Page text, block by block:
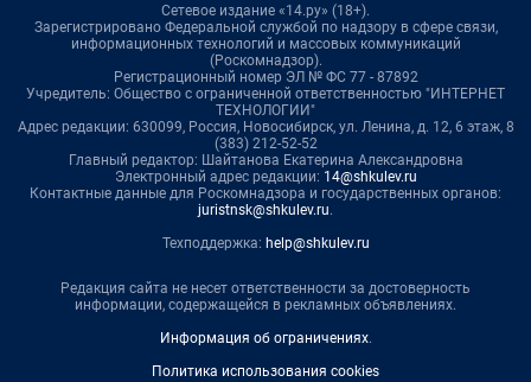
Сетевое издание «14.ру» (18+).
Зарегистрировано Федеральной службой по надзору в сфере связи,
информационных технологий и массовых коммуникаций
(Роскомнадзор).
Регистрационный номер ЭЛ № ФС 77 - 87892
Учредитель: Общество с ограниченной ответственностью "ИНТЕРНЕТ
ТЕХНОЛОГИИ"
Адрес редакции: 630099, Россия, Новосибирск, ул. Ленина, д. 12, 6 этаж, 8
(383) 212-52-52
Главный редактор: Шайтанова Екатерина Александровна
Электронный адрес редакции: 14@shkulev.ru
Контактные данные для Роскомнадзора и государственных органов:
juristnsk@shkulev.ru.
Техподдержка: help@shkulev.ru
Редакция сайта не несет ответственности за достоверность
информации, содержащейся в рекламных объявлениях.
Информация об ограничениях.
Политика использования cookies